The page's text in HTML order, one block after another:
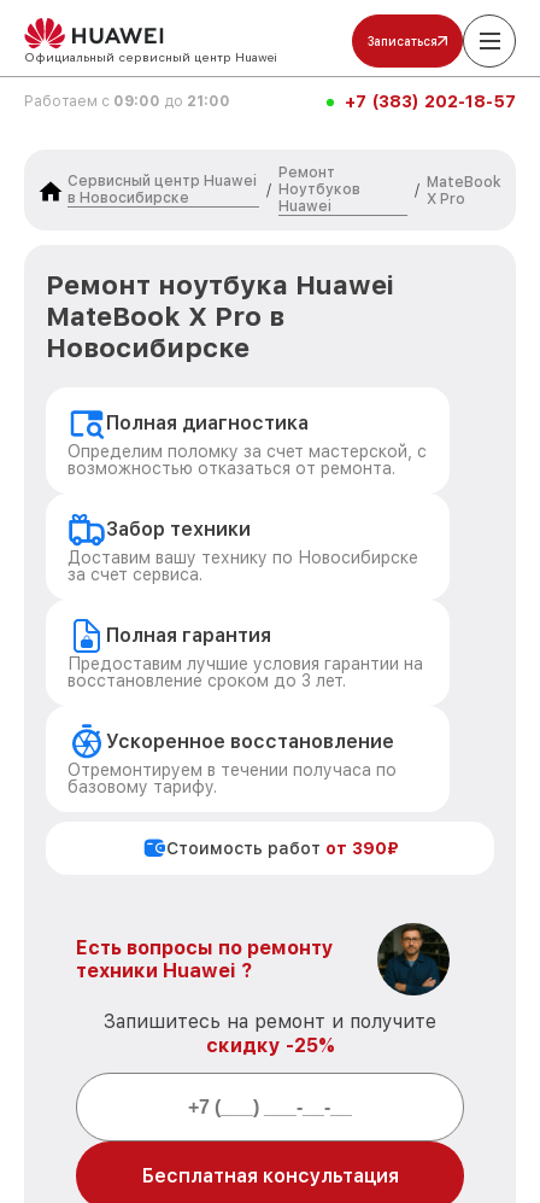
Официальный сервисный центр Huawei
Записаться
Работаем с 09:00 до 21:00 +7 (383) 202-18-57
Сервисный центр Huawei
в Новосибирске
/
Ремонт
Ноутбуков
Huawei
/ MateBook
X Pro
Ремонт ноутбука Huawei
MateBook X Pro в
Новосибирске
Полная диагностика
Определим поломку за счет мастерской, с
возможностью отказаться от ремонта.
Забор техники
Доставим вашу технику по Новосибирске
за счет сервиса.
Полная гарантия
Предоставим лучшие условия гарантии на
восстановление сроком до 3 лет.
Ускоренное восстановление
Отремонтируем в течении получаса по
базовому тарифу.
Стоимость работ от 390₽
Есть вопросы по ремонту
техники Huawei ?
Запишитесь на ремонт и получите
скидку -25%
Бесплатная консультация